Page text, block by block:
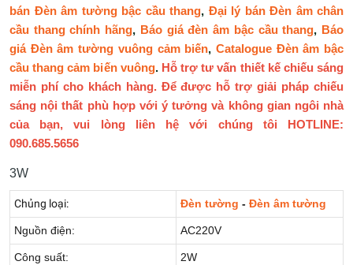
bán Đèn âm tường bậc cầu thang, Đại lý bán Đèn âm chân
cầu thang chính hãng, Báo giá đèn âm bậc cầu thang, Báo
giá Đèn âm tường vuông cảm biến, Catalogue Đèn âm bậc
cầu thang cảm biến vuông. Hỗ trợ tư vấn thiết kế chiếu sáng
miễn phí cho khách hàng. Để được hỗ trợ giải pháp chiếu
sáng nội thất phù hợp với ý tưởng và không gian ngôi nhà
của bạn, vui lòng liên hệ với chúng tôi HOTLINE:
090.685.5656
3W
Chủng loại: Đèn tường - Đèn âm tường
Nguồn điện: AC220V
Công suất: 2W